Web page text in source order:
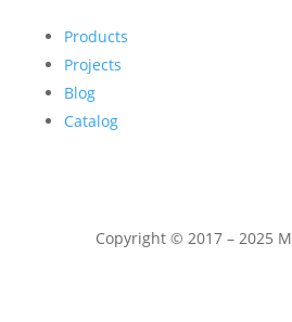
Products
Projects
Blog
Catalog
Copyright © 2017 – 2025